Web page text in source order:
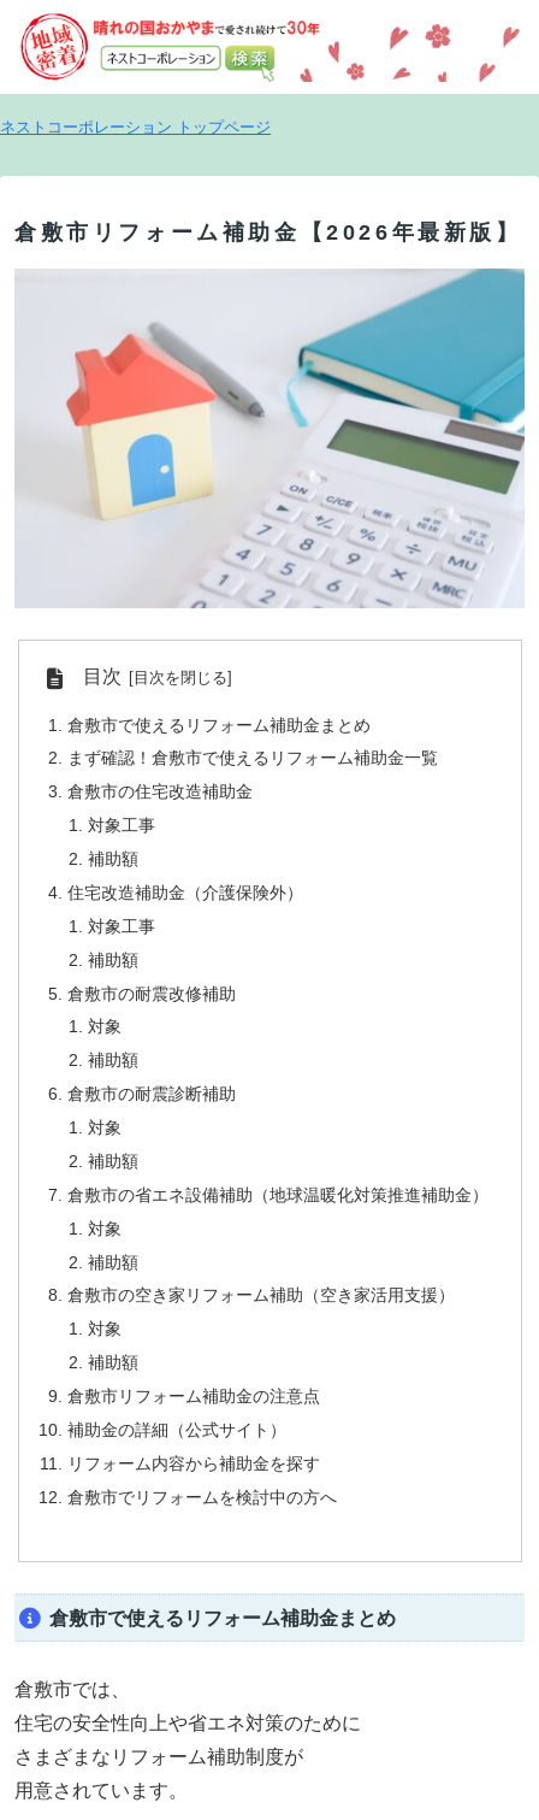
ネストコーポレーション トップページ
倉敷市リフォーム補助金【2026年最新版】
目次
倉敷市で使えるリフォーム補助金まとめ
まず確認！倉敷市で使えるリフォーム補助金一覧
倉敷市の住宅改造補助金
対象工事
補助額
住宅改造補助金（介護保険外）
対象工事
補助額
倉敷市の耐震改修補助
対象
補助額
倉敷市の耐震診断補助
対象
補助額
倉敷市の省エネ設備補助（地球温暖化対策推進補助金）
対象
補助額
倉敷市の空き家リフォーム補助（空き家活用支援）
対象
補助額
倉敷市リフォーム補助金の注意点
補助金の詳細（公式サイト）
リフォーム内容から補助金を探す
倉敷市でリフォームを検討中の方へ
倉敷市で使えるリフォーム補助金まとめ
倉敷市では、
住宅の安全性向上や省エネ対策のために
さまざまなリフォーム補助制度が
用意されています。